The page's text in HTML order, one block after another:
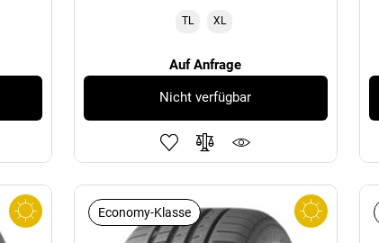
TL XL
Auf Anfrage
Nicht verfügbar
Economy-Klasse